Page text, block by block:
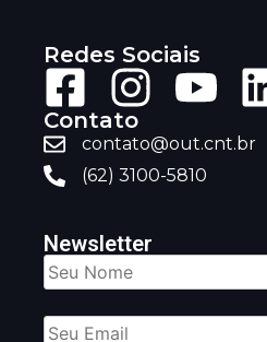
Redes Sociais
Contato
contato@out.cnt.br
(62) 3100-5810
Newsletter